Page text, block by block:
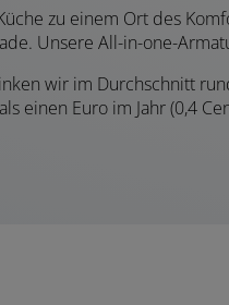
zu einem Ort des
Unsere All-in-one-
wir im Durchschnitt
einen Euro im Jahr (0,4